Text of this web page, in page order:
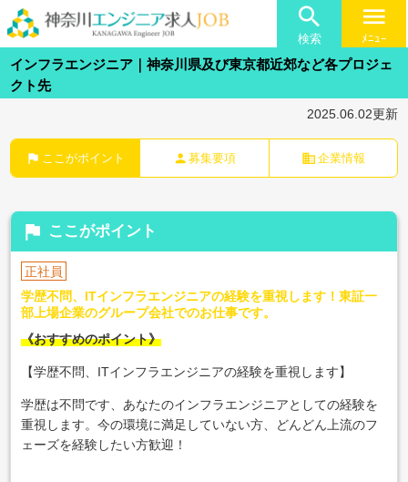

検索
menu
ﾒﾆｭｰ
インフラエンジニア｜神奈川県及び東京都近郊など各プロジェ
クト先
2025.06.02更新
flag ここがポイント person 募集要項 business 企業情報
flag ここがポイント
正社員
学歴不問、ITインフラエンジニアの経験を重視します！東証一
部上場企業のグループ会社でのお仕事です。
《おすすめのポイント》
【学歴不問、ITインフラエンジニアの経験を重視します】
学歴は不問です、あなたのインフラエンジニアとしての経験を
重視します。今の環境に満足していない方、どんどん上流のフ
ェーズを経験したい方歓迎！